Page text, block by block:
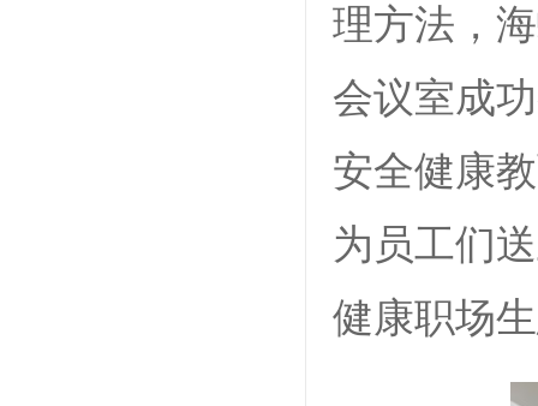
理方法，
会议室成
安全健康
为员工们
健康职场